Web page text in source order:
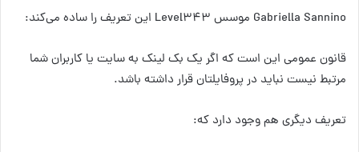
Gabriella Sannino موسس Level343 این تعریف را ساده می‌کند:
قانون عمومی این است که اگر یک بک لینک به سایت یا کاربران شما
مرتبط نیست نباید در پروفایلتان قرار داشته باشد.
تعریف دیگری هم وجود دارد که: